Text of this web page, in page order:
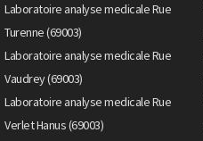
Laboratoire analyse medicale Rue
Turenne (69003)
Laboratoire analyse medicale Rue
Vaudrey (69003)
Laboratoire analyse medicale Rue
Verlet Hanus (69003)